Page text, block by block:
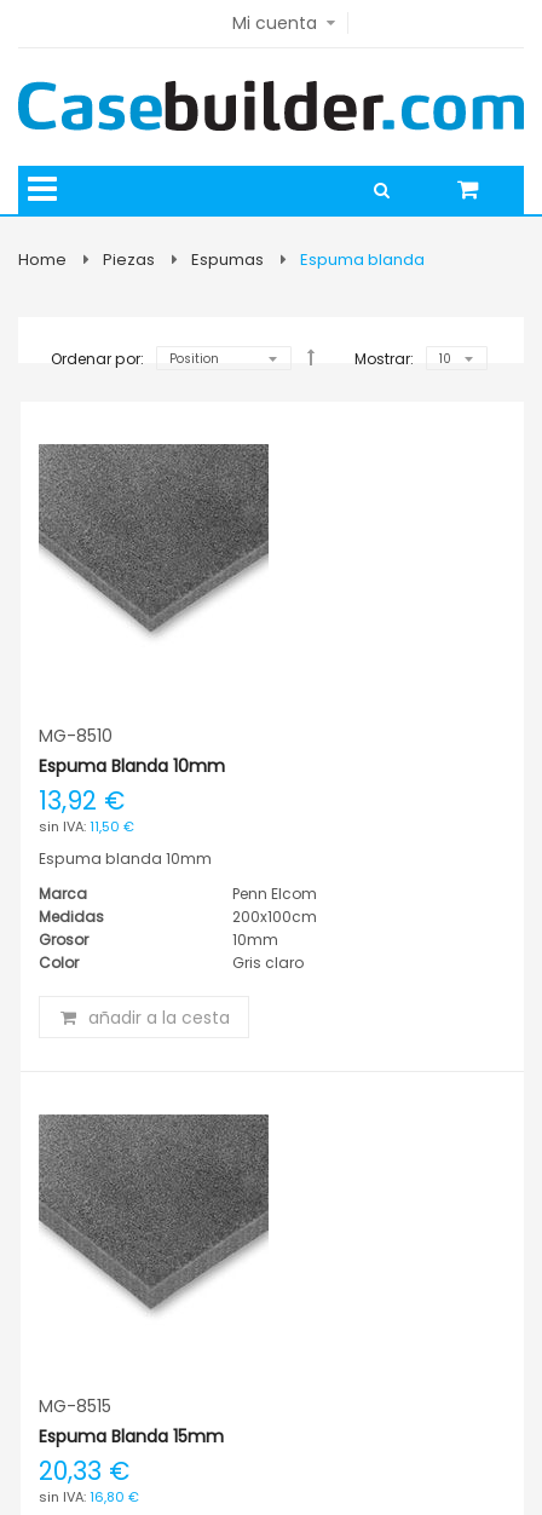
Mi cuenta
Home Piezas Espumas Espuma blanda
Ordenar por: Mostrar:
MG-8510
Espuma Blanda 10mm
13,92 €
11,50 €
Espuma blanda 10mm
Marca
Penn Elcom
Medidas
200x100cm
Grosor
10mm
Color
Gris claro
añadir a la cesta
MG-8515
Espuma Blanda 15mm
20,33 €
16,80 €